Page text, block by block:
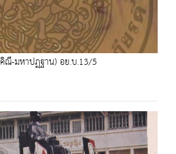
ณี-มหาปฏฺฐาน) อย.บ.13/5